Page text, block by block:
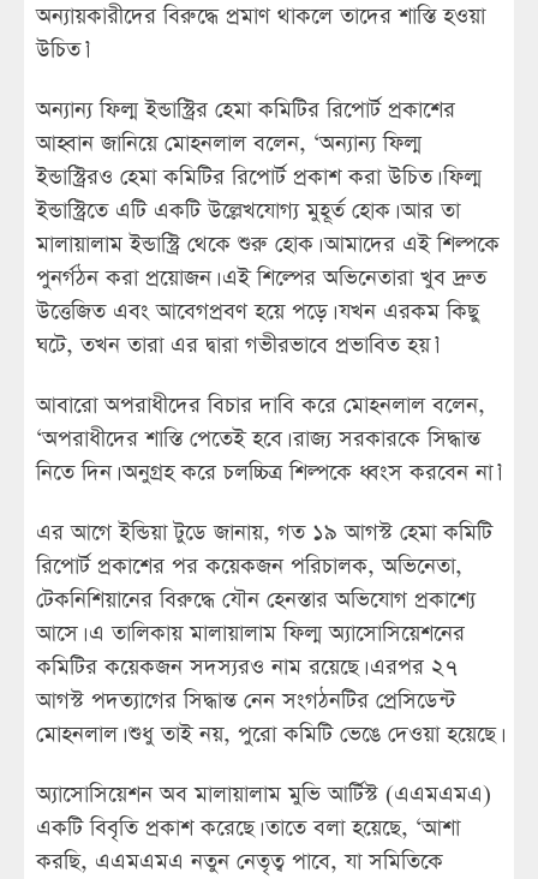
অন্যায়কারীদের বিরুদ্ধে প্রমাণ থাকলে তাদের শাস্তি হওয়া
উচিত।’
অন্যান্য ফিল্ম ইন্ডাস্ট্রির হেমা কমিটির রিপোর্ট প্রকাশের
আহ্বান জানিয়ে মোহনলাল বলেন, ‘অন্যান্য ফিল্ম
ইন্ডাস্ট্রিরও হেমা কমিটির রিপোর্ট প্রকাশ করা উচিত। ফিল্ম
ইন্ডাস্ট্রিতে এটি একটি উল্লেখযোগ্য মুহূর্ত হোক। আর তা
মালায়ালাম ইন্ডাস্ট্রি থেকে শুরু হোক। আমাদের এই শিল্পকে
পুনর্গঠন করা প্রয়োজন। এই শিল্পের অভিনেতারা খুব দ্রুত
উত্তেজিত এবং আবেগপ্রবণ হয়ে পড়ে। যখন এরকম কিছু
ঘটে, তখন তারা এর দ্বারা গভীরভাবে প্রভাবিত হয়।’
আবারো অপরাধীদের বিচার দাবি করে মোহনলাল বলেন,
‘অপরাধীদের শাস্তি পেতেই হবে। রাজ্য সরকারকে সিদ্ধান্ত
নিতে দিন। অনুগ্রহ করে চলচ্চিত্র শিল্পকে ধ্বংস করবেন না।’
এর আগে ইন্ডিয়া টুডে জানায়, গত ১৯ আগস্ট হেমা কমিটি
রিপোর্ট প্রকাশের পর কয়েকজন পরিচালক, অভিনেতা,
টেকনিশিয়ানের বিরুদ্ধে যৌন হেনস্তার অভিযোগ প্রকাশ্যে
আসে। এ তালিকায় মালায়ালাম ফিল্ম অ্যাসোসিয়েশনের
কমিটির কয়েকজন সদস্যরও নাম রয়েছে। এরপর ২৭
আগস্ট পদত্যাগের সিদ্ধান্ত নেন সংগঠনটির প্রেসিডেন্ট
মোহনলাল। শুধু তাই নয়, পুরো কমিটি ভেঙে দেওয়া হয়েছে।
অ্যাসোসিয়েশন অব মালায়ালাম মুভি আর্টিস্ট (এএমএমএ)
একটি বিবৃতি প্রকাশ করেছে। তাতে বলা হয়েছে, ‘আশা
করছি, এএমএমএ নতুন নেতৃত্ব পাবে, যা সমিতিকে